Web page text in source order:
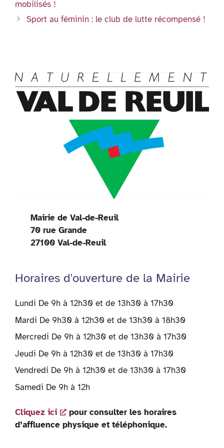
k
dl
mobilisés !
Sport au féminin : le club de lutte récompensé !
Mairie de Val-de-Reuil
70 rue Grande
27100 Val-de-Reuil
Horaires d'ouverture de la Mairie
Lundi De 9h à 12h30 et de 13h30 à 17h30
Mardi De 9h30 à 12h30 et de 13h30 à 18h30
Mercredi De 9h à 12h30 et de 13h30 à 17h30
Jeudi De 9h à 12h30 et de 13h30 à 17h30
Vendredi De 9h à 12h30 et de 13h30 à 17h30
Samedi De 9h à 12h
Cliquez ici
pour consulter les horaires
d’affluence physique et téléphonique.